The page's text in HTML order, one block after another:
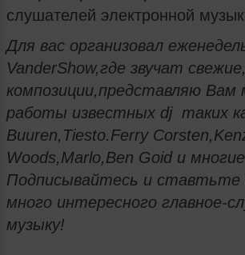
слушателей электронной
Для вас организовал
VanderShow,где звучат
композиции,представляю Вам
работы известных dj таких
Buuren,Tiesto.Ferry
Woods,Marlo,Ben Goid и
Подписывайтесь и ставтьте
много интересного главное-
музыку!